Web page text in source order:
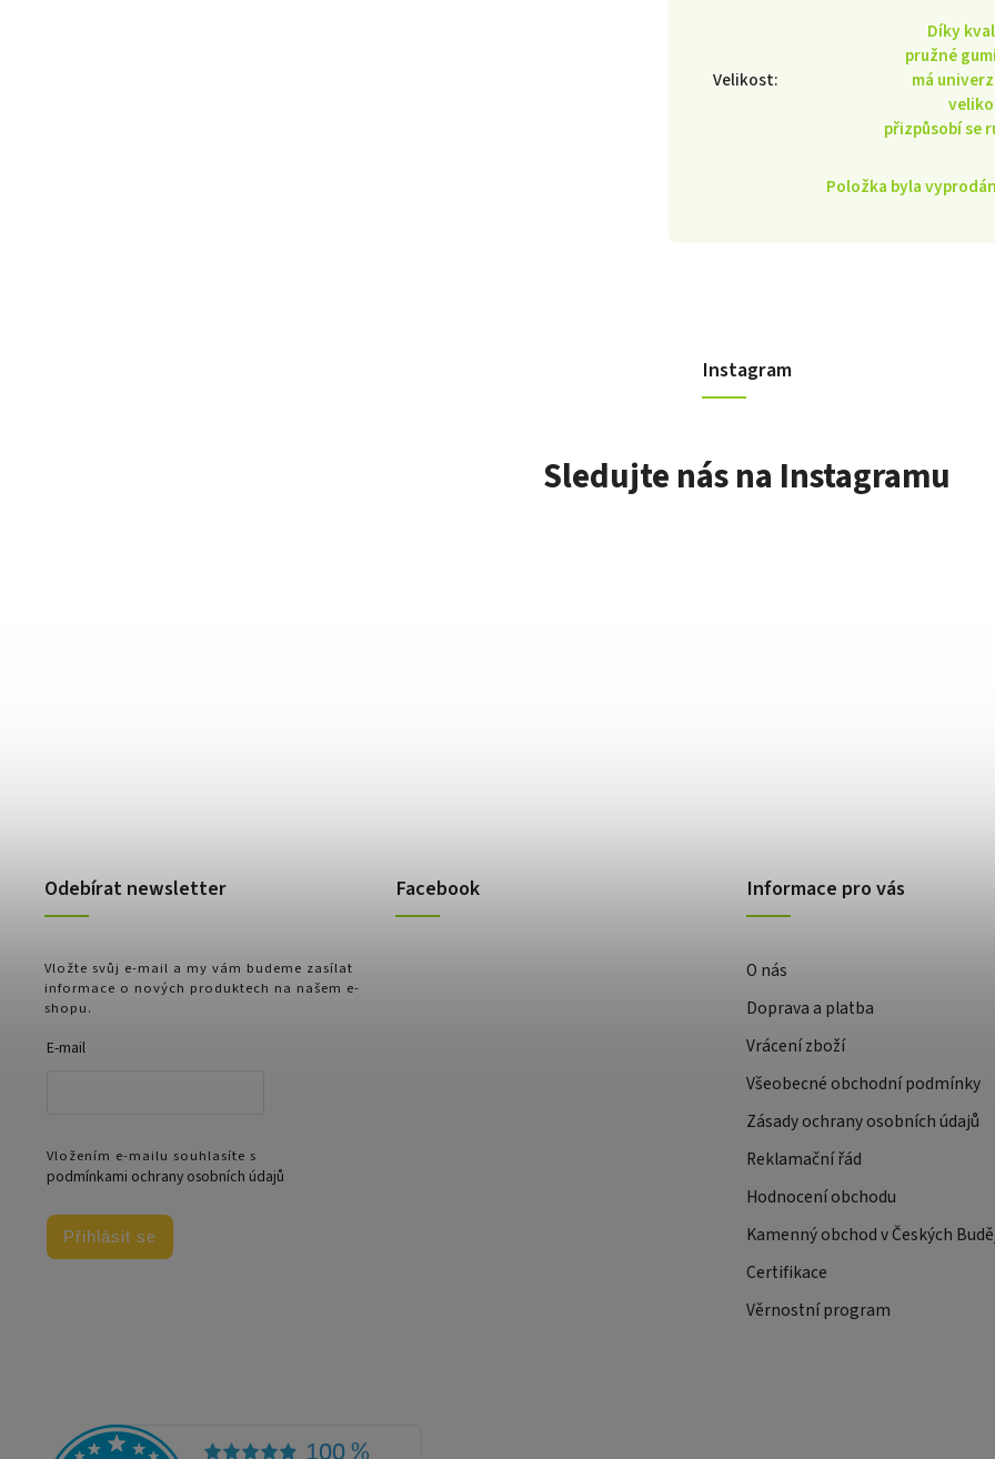
Velikost:
Díky
pružné
má
přizpůsobí se
Položka byla
Instagram
Sledujte nás na Instagramu
Odebírat newsletter
Vložte svůj e-mail a my vám budeme zasílat
informace o nových produktech na našem e-
shopu.
E-mail
Vložením e-mailu souhlasíte s
podmínkami ochrany osobních údajů
Přihlásit se
Facebook Informace pro vás
O nás
Doprava a platba
Vrácení zboží
Všeobecné obchodní podmínky
Zásady ochrany osobních údajů
Reklamační řád
Hodnocení obchodu
Kamenný obchod v Českých
Certifikace
Věrnostní program